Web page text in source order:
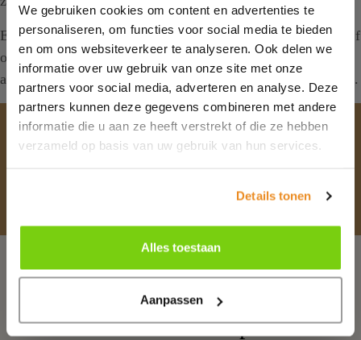
We gebruiken cookies om content en advertenties te
personaliseren, om functies voor social media te bieden
en om ons websiteverkeer te analyseren. Ook delen we
informatie over uw gebruik van onze site met onze
partners voor social media, adverteren en analyse. Deze
partners kunnen deze gegevens combineren met andere
informatie die u aan ze heeft verstrekt of die ze hebben
verzameld op basis van uw gebruik van hun services.
Details tonen
Alles toestaan
Aanpassen
Edam kan niet ontbreken aan uw vakantie in Nederland. Blijf
overnachten bij hotel Old Dutch en ontdek zowel Volendam
als Edam. Boek eenvoudig en snel een kamer via de website.
Onze kamers
Parkeren
Restaurant Le Pompadour
Blijf bij ons